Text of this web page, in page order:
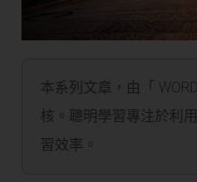
本系列文章，由「
核。聰明學習專注於利
習效率。